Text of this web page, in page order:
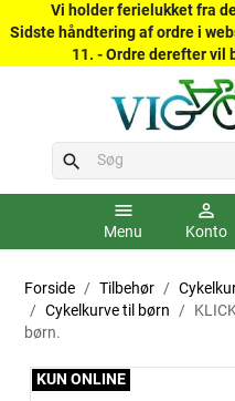
Vi holder ferielukket fra
Sidste håndtering af ordre i
11. - Ordre derefter
search
menu
Menu
person_outline
Konto
Forside Tilbehør
Cykelkurve til børn
børn.
KUN ONLINE